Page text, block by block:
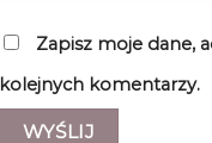
Zapisz moje dane,
kolejnych komentarzy.